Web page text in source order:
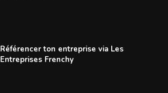
Référencer ton entreprise via Les
Entreprises Frenchy